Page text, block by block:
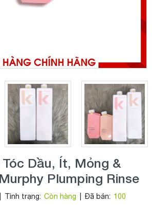
Dầu, Ít, Mỏng &
Plumping Rinse
Tình trạng: Còn hàng Đã bán: 100